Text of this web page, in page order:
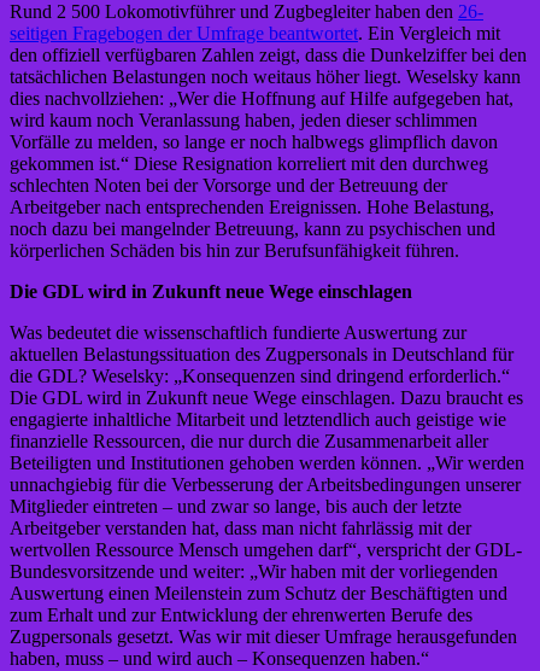
Rund 2 500 Lokomotivführer und Zugbegleiter haben den 26-
seitigen Fragebogen der Umfrage beantwortet. Ein Vergleich mit
den offiziell verfügbaren Zahlen zeigt, dass die Dunkelziffer bei den
tatsächlichen Belastungen noch weitaus höher liegt. Weselsky kann
dies nachvollziehen: „Wer die Hoffnung auf Hilfe aufgegeben hat,
wird kaum noch Veranlassung haben, jeden dieser schlimmen
Vorfälle zu melden, so lange er noch halbwegs glimpflich davon
gekommen ist.“ Diese Resignation korreliert mit den durchweg
schlechten Noten bei der Vorsorge und der Betreuung der
Arbeitgeber nach entsprechenden Ereignissen. Hohe Belastung,
noch dazu bei mangelnder Betreuung, kann zu psychischen und
körperlichen Schäden bis hin zur Berufsunfähigkeit führen.
Die GDL wird in Zukunft neue Wege einschlagen
Was bedeutet die wissenschaftlich fundierte Auswertung zur
aktuellen Belastungssituation des Zugpersonals in Deutschland für
die GDL? Weselsky: „Konsequenzen sind dringend erforderlich.“
Die GDL wird in Zukunft neue Wege einschlagen. Dazu braucht es
engagierte inhaltliche Mitarbeit und letztendlich auch geistige wie
finanzielle Ressourcen, die nur durch die Zusammenarbeit aller
Beteiligten und Institutionen gehoben werden können. „Wir werden
unnachgiebig für die Verbesserung der Arbeitsbedingungen unserer
Mitglieder eintreten – und zwar so lange, bis auch der letzte
Arbeitgeber verstanden hat, dass man nicht fahrlässig mit der
wertvollen Ressource Mensch umgehen darf“, verspricht der GDL-
Bundesvorsitzende und weiter: „Wir haben mit der vorliegenden
Auswertung einen Meilenstein zum Schutz der Beschäftigten und
zum Erhalt und zur Entwicklung der ehrenwerten Berufe des
Zugpersonals gesetzt. Was wir mit dieser Umfrage herausgefunden
haben, muss – und wird auch – Konsequenzen haben.“